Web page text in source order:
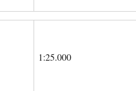
1:25.000